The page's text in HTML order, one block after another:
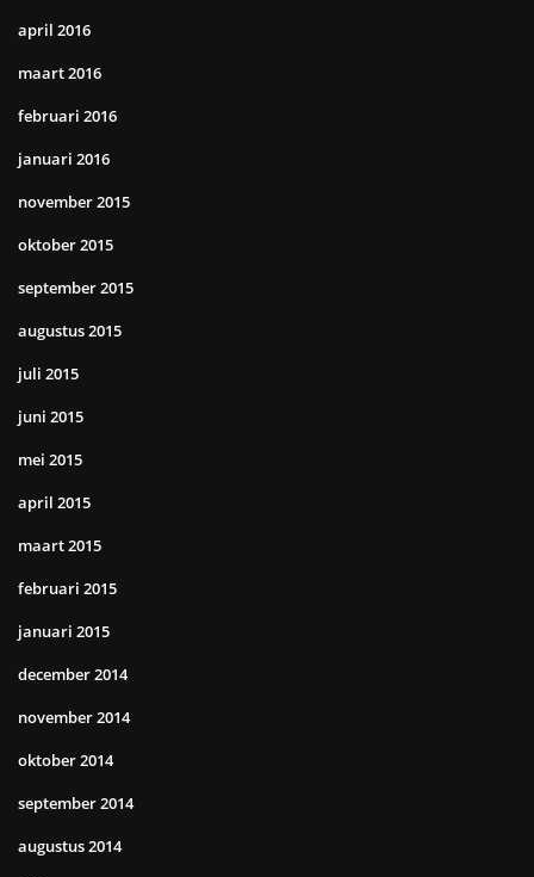
april 2016
maart 2016
februari 2016
januari 2016
november 2015
oktober 2015
september 2015
augustus 2015
juli 2015
juni 2015
mei 2015
april 2015
maart 2015
februari 2015
januari 2015
december 2014
november 2014
oktober 2014
september 2014
augustus 2014